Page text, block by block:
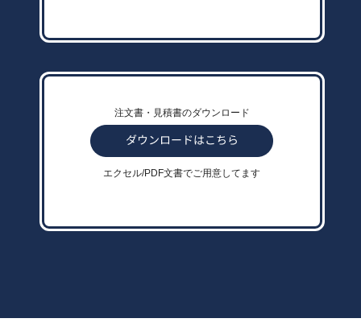
注文書・見積書のダウンロード
エクセル/PDF文書でご用意してます